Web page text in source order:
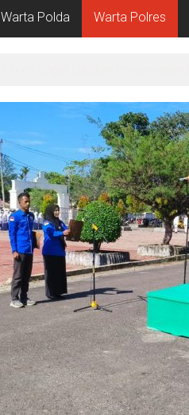
Warta Polda Warta Polres